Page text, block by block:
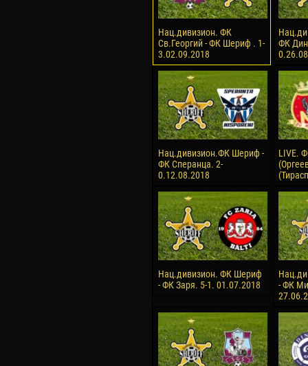
Нац.дивизион. ФК
Cв.Георгий - ФК Шериф . 1-
3.02.09.2018
ФК
Нац.дивизион.ФК Шериф -
ФК Сперанца. 2-
0.12.08.2018
LIVE.
Нац.дивизион. ФК Шериф
- ФК Заря. 5-1. 01.07.2018
- ФК